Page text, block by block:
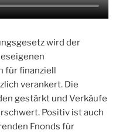
wird der
für finanziell
verankert. Die
gestärkt und Verkäufe
Positiv ist auch
Fnonds für